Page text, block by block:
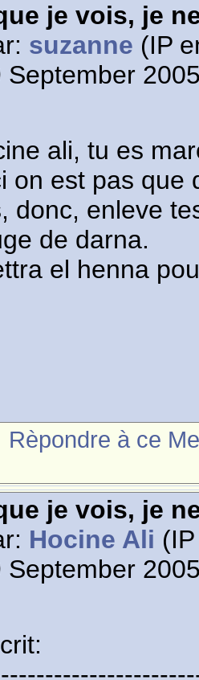
je vois, je
suzanne (IP
September
ali, tu es
on est pas que
donc, enleve
de darna.
el henna
Rèpondre à ce
je vois, je
Hocine Ali
September